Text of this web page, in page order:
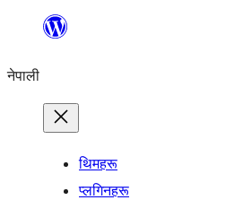
सामग्रीमा
नेपाली
थिमहरू
प्लगिनहरू